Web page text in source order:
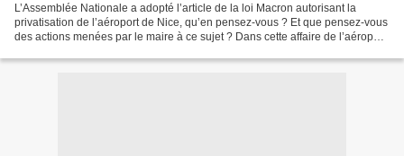
L’Assemblée Nationale a adopté l’article de la loi Macron autorisant la
privatisation de l’aéroport de Nice, qu’en pensez-vous ? Et que pensez-vous
des actions menées par le maire à ce sujet ? Dans cette affaire de l’aéroport,